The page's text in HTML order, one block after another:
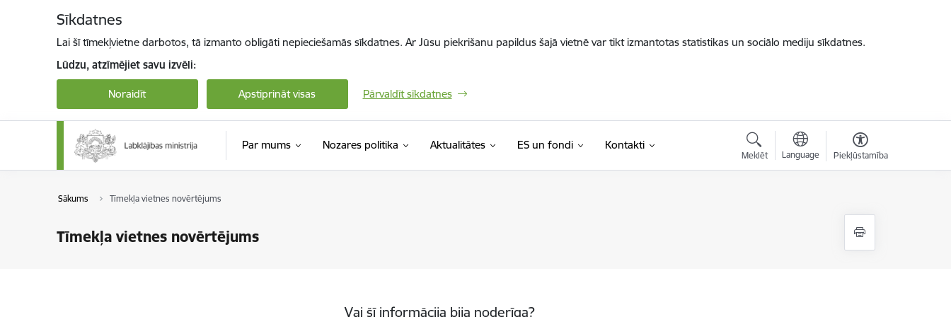
Sīkdatnes
Lai šī tīmekļvietne darbotos, tā izmanto obligāti nepieciešamās sīkdatnes. Ar Jūsu piekrišanu papildus šajā vietnē var tikt izmantotas statistikas un sociālo mediju sīkdatnes.
Lūdzu, atzīmējiet savu izvēli:
Noraidīt Apstiprināt visas Pārvaldīt sīkdatnes
Par mums Nozares politika Aktualitātes ES un fondi Kontakti
Meklēt Language Piekļūstamība
Sākums Tīmekļa vietnes novērtējums
Tīmekļa vietnes novērtējums
Vai šī informācija bija noderīga?